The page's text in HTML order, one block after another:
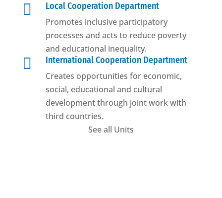

Local Cooperation Department
Promotes inclusive participatory
processes and acts to reduce poverty
and educational inequality.

International Cooperation Department
Creates opportunities for economic,
social, educational and cultural
development through joint work with
third countries.
See all Units